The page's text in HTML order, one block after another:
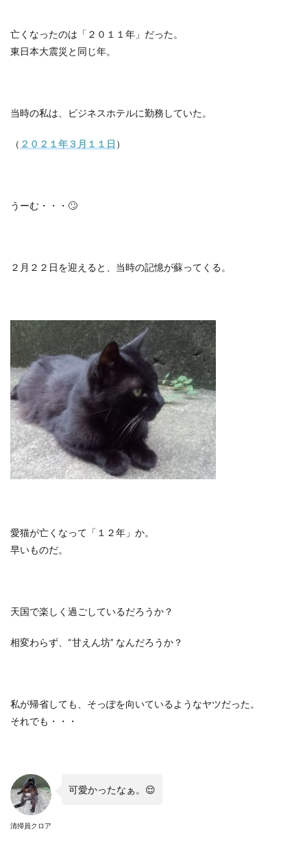
亡くなったのは「２０１１年」だった。
東日本大震災と同じ年。
当時の私は、ビジネスホテルに勤務していた。
（ ２０２１年３月１１日 ）
うーむ・・・ 🙄
２月２２日を迎えると、当時の記憶が蘇ってくる。
愛猫が亡くなって「１２年」か。
早いものだ。
天国で楽しく過ごしているだろうか？
相変わらず、 “甘えん坊” なんだろうか？
私が帰省しても、そっぽを向いているようなヤツだった。
それでも・・・
清掃員クロア
可愛かったなぁ。 😌